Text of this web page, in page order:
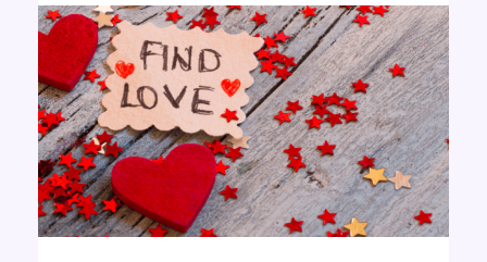
Amethyst
生
命
靈
數
求
愛
大
作
戰，
教
你
如
何
追
1-